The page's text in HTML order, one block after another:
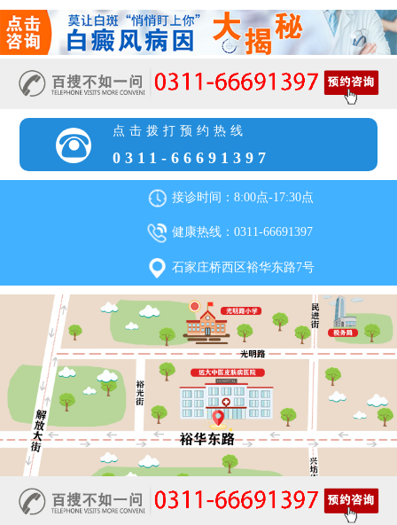
点击拨打预约热线
0311-66691397
接诊时间：8:00点-17:30点
健康热线：0311-66691397
石家庄桥西区裕华东路7号